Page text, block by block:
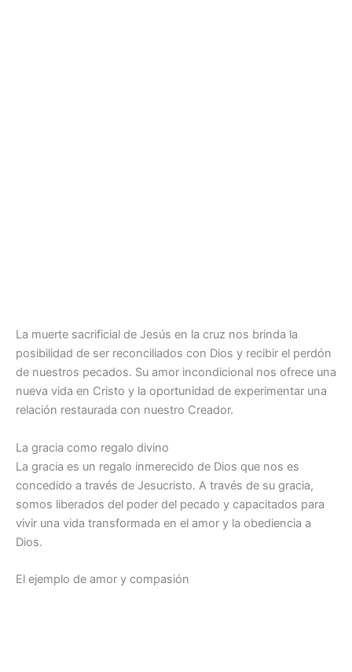
La muerte sacrificial de Jesús en la cruz nos brinda la
posibilidad de ser reconciliados con Dios y recibir el perdón
de nuestros pecados. Su amor incondicional nos ofrece una
nueva vida en Cristo y la oportunidad de experimentar una
relación restaurada con nuestro Creador.
La gracia como regalo divino
La gracia es un regalo inmerecido de Dios que nos es
concedido a través de Jesucristo. A través de su gracia,
somos liberados del poder del pecado y capacitados para
vivir una vida transformada en el amor y la obediencia a
Dios.
El ejemplo de amor y compasión